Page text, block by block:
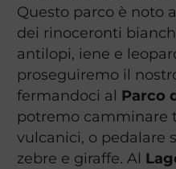
Questo parco è noto
dei rinoceronti
antilopi, iene e
proseguiremo il
fermandoci al Parco
potremo camminare
vulcanici, o pedalare
zebre e giraffe. Al